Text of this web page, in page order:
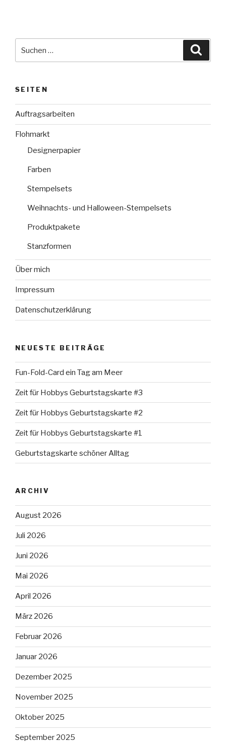
nach:
SEITEN
Auftragsarbeiten
Flohmarkt
Designerpapier
Farben
Stempelsets
Weihnachts- und Halloween-Stempelsets
Produktpakete
Stanzformen
Über mich
Impressum
Datenschutzerklärung
NEUESTE BEITRÄGE
Fun-Fold-Card ein Tag am Meer
Zeit für Hobbys Geburtstagskarte #3
Zeit für Hobbys Geburtstagskarte #2
Zeit für Hobbys Geburtstagskarte #1
Geburtstagskarte schöner Alltag
ARCHIV
August 2026
Juli 2026
Juni 2026
Mai 2026
April 2026
März 2026
Februar 2026
Januar 2026
Dezember 2025
November 2025
Oktober 2025
September 2025